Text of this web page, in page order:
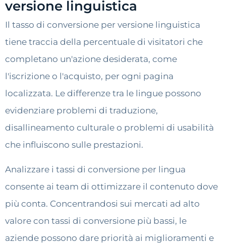
versione linguistica
Il tasso di conversione per versione linguistica
tiene traccia della percentuale di visitatori che
completano un'azione desiderata, come
l'iscrizione o l'acquisto, per ogni pagina
localizzata. Le differenze tra le lingue possono
evidenziare problemi di traduzione,
disallineamento culturale o problemi di usabilità
che influiscono sulle prestazioni.
Analizzare i tassi di conversione per lingua
consente ai team di ottimizzare il contenuto dove
più conta. Concentrandosi sui mercati ad alto
valore con tassi di conversione più bassi, le
aziende possono dare priorità ai miglioramenti e